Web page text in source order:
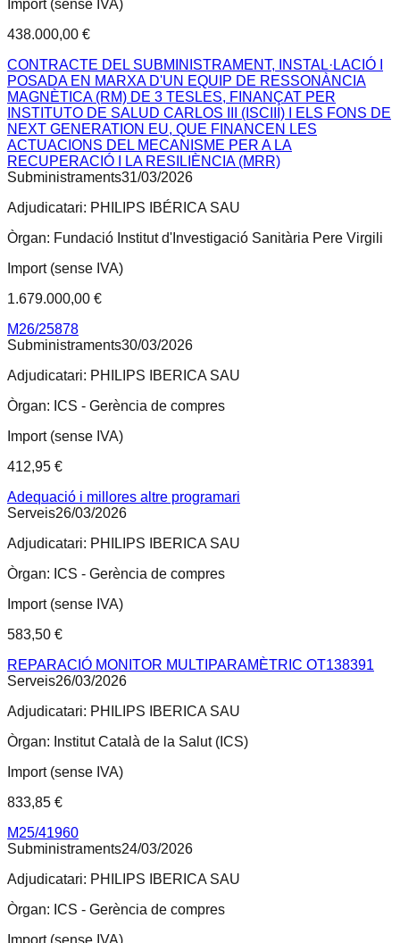
Import (sense IVA)
438.000,00 €
CONTRACTE DEL SUBMINISTRAMENT, INSTAL·LACIÓ I
POSADA EN MARXA D'UN EQUIP DE RESSONÀNCIA
MAGNÈTICA (RM) DE 3 TESLES, FINANÇAT PER
INSTITUTO DE SALUD CARLOS III (ISCIII) I ELS FONS DE
NEXT GENERATION EU, QUE FINANCEN LES
ACTUACIONS DEL MECANISME PER A LA
RECUPERACIÓ I LA RESILIÈNCIA (MRR)
Subministraments31/03/2026
Adjudicatari: PHILIPS IBÉRICA SAU
Òrgan: Fundació Institut d'Investigació Sanitària Pere Virgili
Import (sense IVA)
1.679.000,00 €
M26/25878
Subministraments30/03/2026
Adjudicatari: PHILIPS IBERICA SAU
Òrgan: ICS - Gerència de compres
Import (sense IVA)
412,95 €
Adequació i millores altre programari
Serveis26/03/2026
Adjudicatari: PHILIPS IBERICA SAU
Òrgan: ICS - Gerència de compres
Import (sense IVA)
583,50 €
REPARACIÓ MONITOR MULTIPARAMÈTRIC OT138391
Serveis26/03/2026
Adjudicatari: PHILIPS IBERICA SAU
Òrgan: Institut Català de la Salut (ICS)
Import (sense IVA)
833,85 €
M25/41960
Subministraments24/03/2026
Adjudicatari: PHILIPS IBERICA SAU
Òrgan: ICS - Gerència de compres